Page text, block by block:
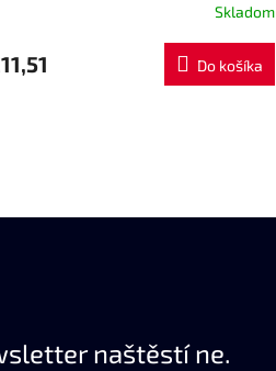
Skladom
Do košíka
naštěstí ne.